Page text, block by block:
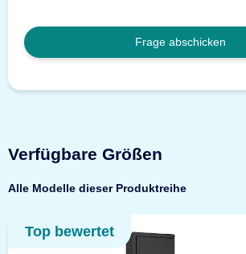
Frage abschicken
Verfügbare Größen
Alle Modelle dieser Produktreihe
Top bewertet